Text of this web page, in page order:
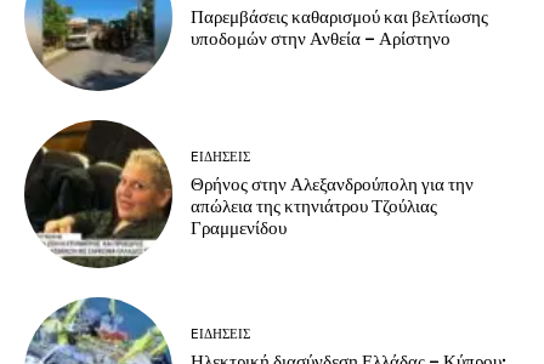
Παρεμβάσεις καθαρισμού και βελτίωσης
υποδομών στην Ανθεία – Αρίστηνο
EΙΔΗΣΕΙΣ
Θρήνος στην Αλεξανδρούπολη για την
απώλεια της κτηνιάτρου Τζούλιας
Γραμμενίδου
EΙΔΗΣΕΙΣ